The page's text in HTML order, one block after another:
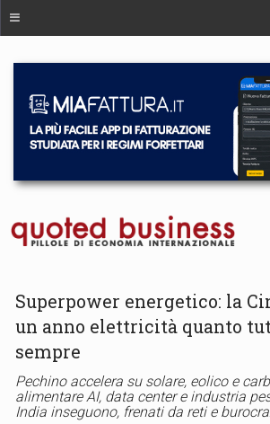
Superpower energetico: la
un anno elettricità quanto
sempre
Pechino accelera su solare, eolico e
alimentare AI, data center e industria
India inseguono, frenati da reti e